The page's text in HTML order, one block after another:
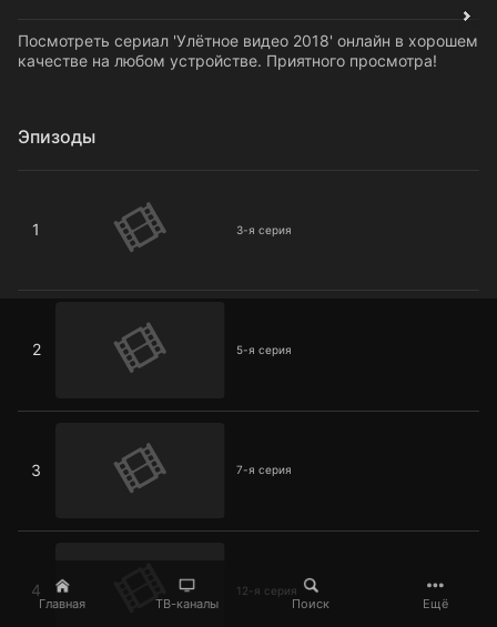
Главная ТВ-каналы Поиск Ещё
Посмотреть сериал 'Улётное видео 2018' онлайн в хорошем
качестве на любом устройстве. Приятного просмотра!
Эпизоды
1 3-я серия
2 5-я серия
3 7-я серия
4 12-я серия